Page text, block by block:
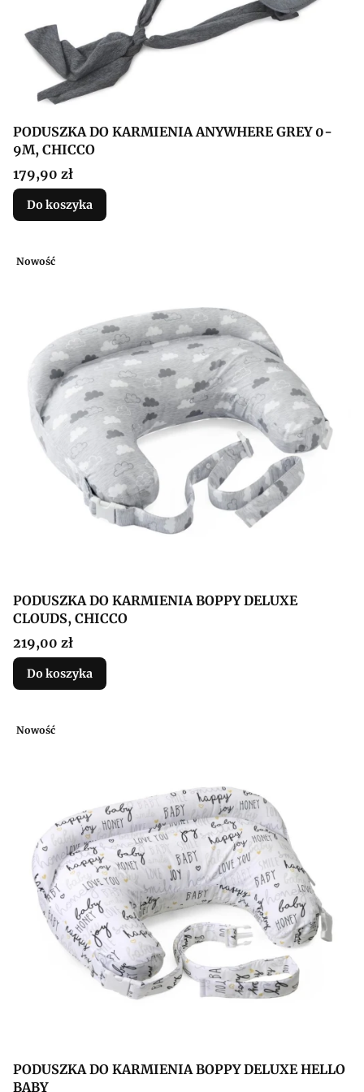
PODUSZKA DO KARMIENIA ANYWHERE GREY 0-
9M, CHICCO
Cena
179,90 zł
Do koszyka
Nowość
PODUSZKA DO KARMIENIA BOPPY DELUXE
CLOUDS, CHICCO
Cena
219,00 zł
Do koszyka
Nowość
PODUSZKA DO KARMIENIA BOPPY DELUXE HELLO
BABY